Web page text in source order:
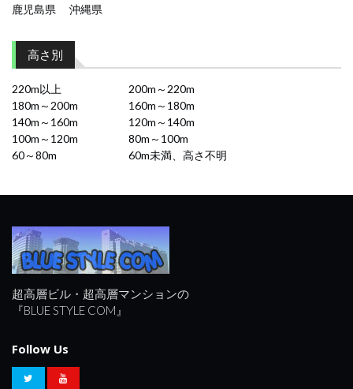
鹿児島県
沖縄県
高さ別
220m以上
200m～220m
180m～200m
160m～180m
140m～160m
120m～140m
100m～120m
80m～100m
60～80m
60m未満、高さ不明
超高層ビル・超高層マンションの
『BLUE STYLE COM』
Follow Us